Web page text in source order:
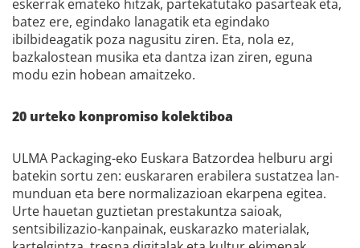
eskerrak emateko hitzak, partekatutako pasarteak eta,
batez ere, egindako lanagatik eta egindako
ibilbideagatik poza nagusitu ziren. Eta, nola ez,
bazkalostean musika eta dantza izan ziren, eguna
modu ezin hobean amaitzeko.
20 urteko konpromiso kolektiboa
ULMA Packaging-eko Euskara Batzordea helburu argi
batekin sortu zen: euskararen erabilera sustatzea lan-
munduan eta bere normalizazioan ekarpena egitea.
Urte hauetan guztietan prestakuntza saioak,
sentsibilizazio-kanpainak, euskarazko materialak,